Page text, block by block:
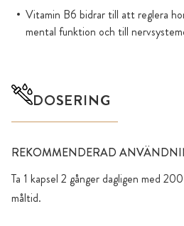
Vitamin B6 bidrar till att reglera
mental funktion och till
DOSERING
REKOMMENDERAD
Ta 1 kapsel 2 gånger dagligen med
måltid.